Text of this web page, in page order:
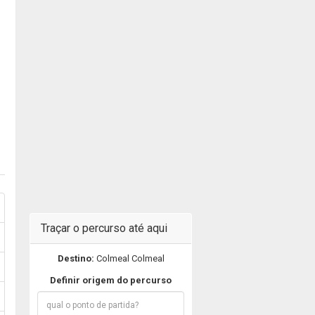
Traçar o percurso até aqui
Destino: Colmeal Colmeal
Definir origem do percurso